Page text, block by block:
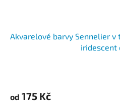
Akvarelové barvy Sennelier v
iridescent
od 175 Kč